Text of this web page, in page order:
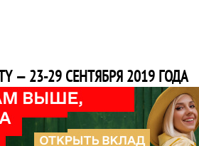
— 23-29 СЕНТЯБРЯ 2019 ГОДА